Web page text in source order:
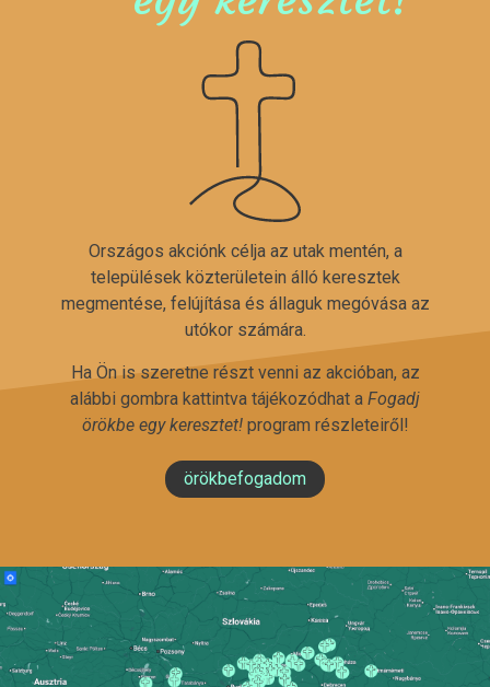
Országos akciónk célja az utak mentén, a
települések közterületein álló keresztek
megmentése, felújítása és állaguk megóvása az
utókor számára.
Ha Ön is szeretne részt venni az akcióban, az
alábbi gombra kattintva tájékozódhat a Fogadj
örökbe egy keresztet!program részleteiről!
örökbefogadom